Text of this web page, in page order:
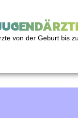
von der Geburt bis